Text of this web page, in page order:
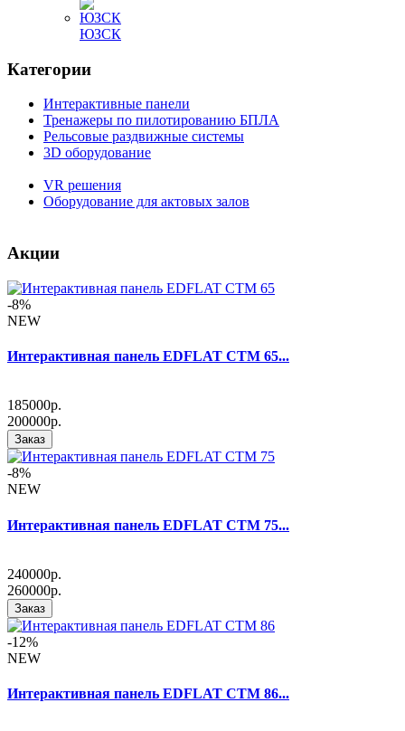
ЮЗСК
Категории
Интерактивные панели
Тренажеры по пилотированию БПЛА
Рельсовые раздвижные системы
3D оборудование
VR решения
Оборудование для актовых залов
Акции
-8%
NEW
Интерактивная панель EDFLAT CTM 65...
185000р.
200000р.
Заказ
-8%
NEW
Интерактивная панель EDFLAT CTM 75...
240000р.
260000р.
Заказ
-12%
NEW
Интерактивная панель EDFLAT CTM 86...